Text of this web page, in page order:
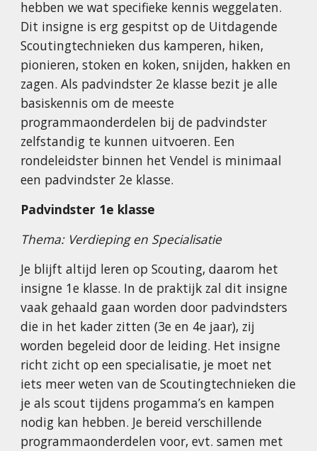
hebben we wat specifieke kennis weggelaten.
Dit insigne is erg gespitst op de Uitdagende
Scoutingtechnieken dus kamperen, hiken,
pionieren, stoken en koken, snijden, hakken en
zagen. Als padvindster 2e klasse bezit je alle
basiskennis om de meeste
programmaonderdelen bij de padvindster
zelfstandig te kunnen uitvoeren. Een
rondeleidster binnen het Vendel is minimaal
een padvindster 2e klasse.
Padvindster 1e klasse
Thema: Verdieping en Specialisatie
Je blijft altijd leren op Scouting, daarom het
insigne 1e klasse. In de praktijk zal dit insigne
vaak gehaald gaan worden door padvindsters
die in het kader zitten (3e en 4e jaar), zij
worden begeleid door de leiding. Het insigne
richt zicht op een specialisatie, je moet net
iets meer weten van de Scoutingtechnieken die
je als scout tijdens progamma’s en kampen
nodig kan hebben. Je bereid verschillende
programmaonderdelen voor, evt. samen met